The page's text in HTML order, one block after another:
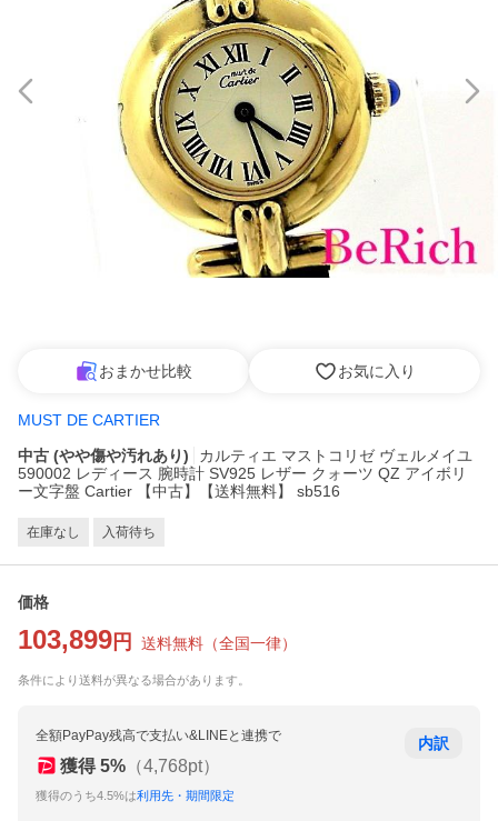
おまかせ比較 お気に入り
MUST DE CARTIER
中古 (やや傷や汚れあり)
カルティエ マストコリゼ ヴェルメイユ
590002 レディース 腕時計 SV925 レザー クォーツ QZ アイボリ
ー文字盤 Cartier 【中古】【送料無料】 sb516
在庫なし 入荷待ち
価格
103,899 円 送料無料 （全国一律）
条件により送料が異なる場合があります。
全額PayPay残高で支払い&LINEと連携で
獲得 5% （4,768pt）
獲得のうち4.5%は利用先・期間限定
内訳